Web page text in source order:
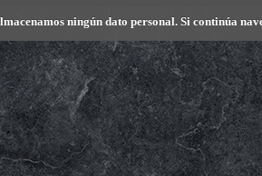
ningún dato personal. Si continúa